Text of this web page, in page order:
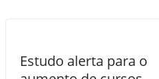
Estudo alerta para o